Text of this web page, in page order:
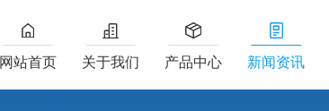
网站首页 关于我们 产品中心 新闻资讯